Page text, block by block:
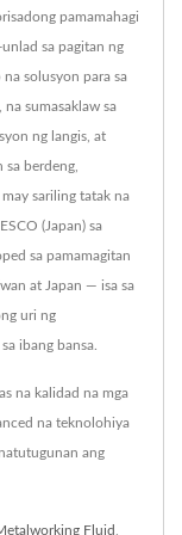
pamamahagi
sa pagitan ng
solusyon para sa
sumasaklaw sa
ng langis, at
berdeng,
sariling tatak na
(Japan) sa
sa pamamagitan
at Japan — isa sa
uri ng
ibang bansa.
na kalidad na mga
na teknolohiya
ang
Fluid